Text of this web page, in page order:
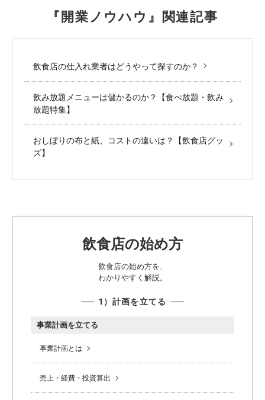
『開業ノウハウ』関連記事
飲食店の仕入れ業者はどうやって探すのか？
飲み放題メニューは儲かるのか？【食べ放題・飲み
放題特集】
おしぼりの布と紙、コストの違いは？【飲食店グッ
ズ】
飲食店の始め方
飲食店の始め方を、
わかりやすく解説。
1）計画を立てる
事業計画を立てる
事業計画とは
売上・経費・投資算出